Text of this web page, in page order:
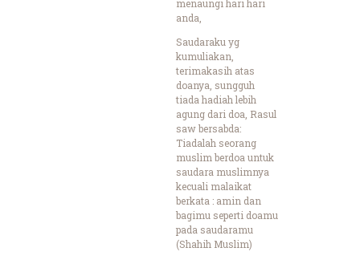
menaungi hari hari
anda,
Saudaraku yg
kumuliakan,
terimakasih atas
doanya, sungguh
tiada hadiah lebih
agung dari doa, Rasul
saw bersabda:
Tiadalah seorang
muslim berdoa untuk
saudara muslimnya
kecuali malaikat
berkata : amin dan
bagimu seperti doamu
pada saudaramu
(Shahih Muslim)